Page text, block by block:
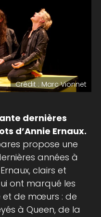
Crédit : Marc Vionnet
dernières
d’Annie Ernaux.
propose une
années à
clairs et
ont marqué les
et de mœurs : de
à Queen, de la